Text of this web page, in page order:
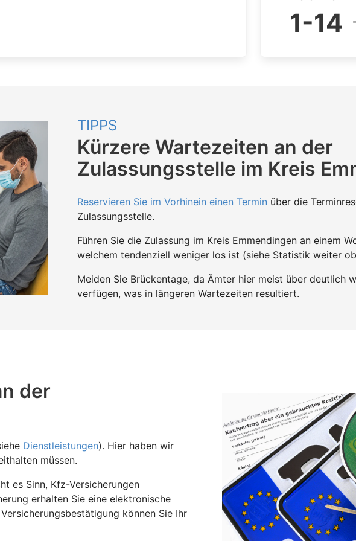
1-14
TIPPS
Kürzere Wartezeiten an der
Zulassungsstelle im Kreis
Reservieren Sie im Vorhinein einen Termin über die
Zulassungsstelle.
Führen Sie die Zulassung im Kreis Emmendingen an einem
welchem tendenziell weniger los ist (siehe Statistik weiter
Meiden Sie Brückentage, da Ämter hier meist über deutlich
verfügen, was in längeren Wartezeiten resultiert.
der
Dienstleistungen). Hier haben wir
müssen.
es Sinn, Kfz-Versicherungen
erhalten Sie eine elektronische
können Sie Ihr